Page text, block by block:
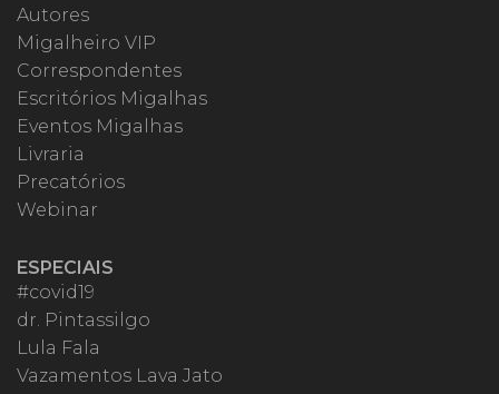
Autores
Migalheiro VIP
Correspondentes
Escritórios Migalhas
Eventos Migalhas
Livraria
Precatórios
Webinar
ESPECIAIS
#covid19
dr. Pintassilgo
Lula Fala
Vazamentos Lava Jato